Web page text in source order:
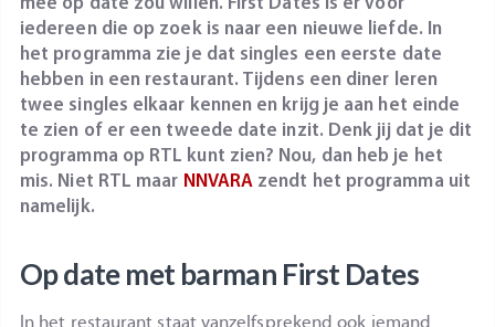
mee op date zou willen. First Dates is er voor
iedereen die op zoek is naar een nieuwe liefde. In
het programma zie je dat singles een eerste date
hebben in een restaurant. Tijdens een diner leren
twee singles elkaar kennen en krijg je aan het einde
te zien of er een tweede date inzit. Denk jij dat je dit
programma op RTL kunt zien? Nou, dan heb je het
mis. Niet RTL maar NNVARA zendt het programma uit
namelijk.
Op date met barman First Dates